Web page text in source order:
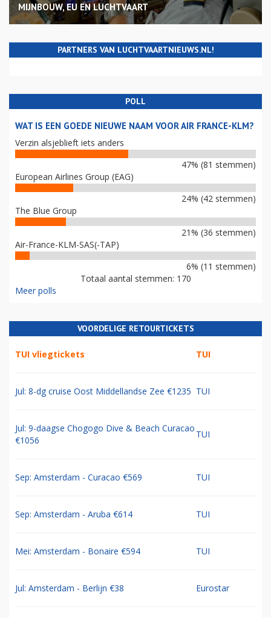
MIJNBOUW, EU EN LUCHTVAART
PARTNERS VAN LUCHTVAARTNIEUWS.NL!
POLL
WAT IS EEN GOEDE NIEUWE NAAM VOOR AIR FRANCE-KLM?
Verzin alsjeblieft iets anders
47% (81 stemmen)
European Airlines Group (EAG)
24% (42 stemmen)
The Blue Group
21% (36 stemmen)
Air-France-KLM-SAS(-TAP)
6% (11 stemmen)
Totaal aantal stemmen: 170
Meer polls
VOORDELIGE RETOURTICKETS
TUI vliegtickets TUI
Jul: 8-dg cruise Oost Middellandse Zee €1235 TUI
Jul: 9-daagse Chogogo Dive & Beach Curacao
€1056
TUI
Sep: Amsterdam - Curacao €569 TUI
Sep: Amsterdam - Aruba €614 TUI
Mei: Amsterdam - Bonaire €594 TUI
Jul: Amsterdam - Berlijn €38 Eurostar